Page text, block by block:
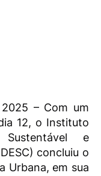
– Com um
12, o Instituto
e
concluiu o
Urbana, em sua